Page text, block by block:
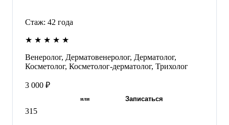
Стаж: 42 года
★ ★ ★ ★ ★
Венеролог, Дерматовенеролог, Дерматолог,
Косметолог, Косметолог-дерматолог, Трихолог
3 000 ₽
или Записаться
315